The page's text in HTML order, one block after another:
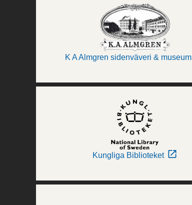
K A Almgren sidenväveri & museum
Kungliga Biblioteket